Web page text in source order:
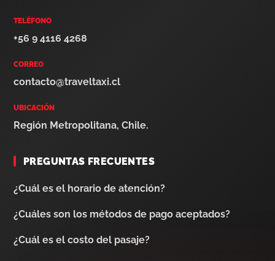
TELÉFONO
+56 9 4116 4268
CORREO
contacto@traveltaxi.cl
UBICACIÓN
Región Metropolitana, Chile.
PREGUNTAS FRECUENTES
¿Cuál es el horario de atención?
¿Cuáles son los métodos de pago aceptados?
¿Cuál es el costo del pasaje?